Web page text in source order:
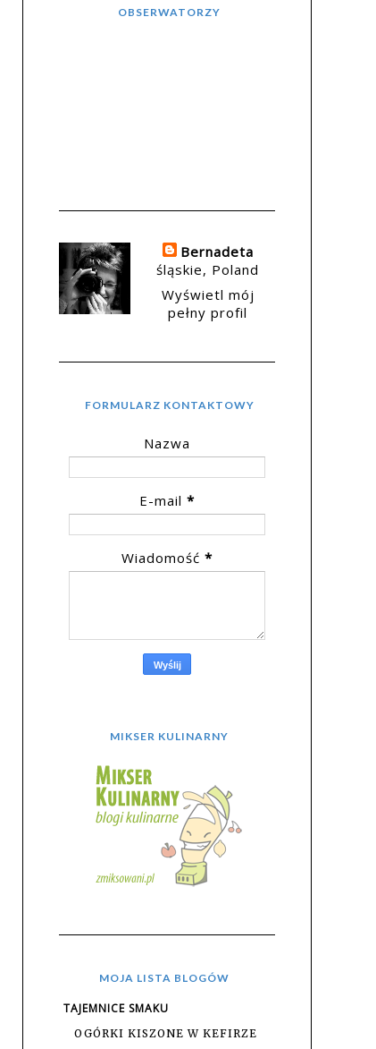
OBSERWATORZY
Bernadeta
śląskie, Poland
Wyświetl mój
pełny profil
FORMULARZ KONTAKTOWY
Nazwa
E-mail *
Wiadomość *
MIKSER KULINARNY
MOJA LISTA BLOGÓW
TAJEMNICE SMAKU
OGÓRKI KISZONE W KEFIRZE